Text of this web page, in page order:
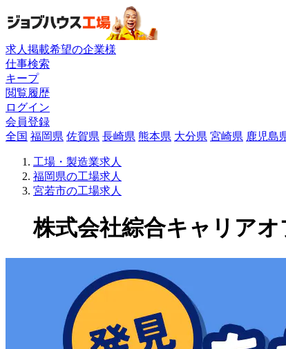
求人掲載希望の企業様
仕事検索
キープ
閲覧履歴
ログイン
会員登録
全国 福岡県 佐賀県 長崎県 熊本県 大分県 宮崎県 鹿児島
工場・製造業求人
福岡県の工場求人
宮若市の工場求人
株式会社綜合キャリア